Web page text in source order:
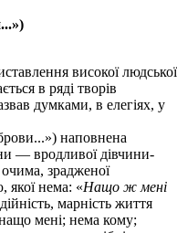
високої людської
в ряді творів
думками, в елегіях, у
наповнена
— вродливої дівчини-
зрадженої
якої нема: «Нащо ж мені
марність життя
мені; нема кому;